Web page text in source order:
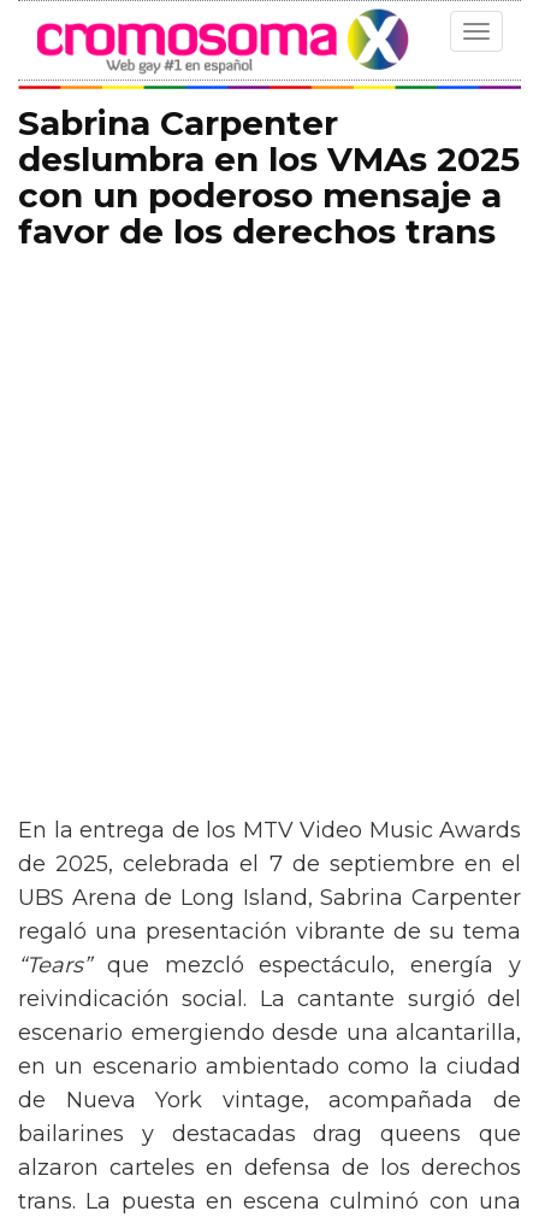
Toggle
Sabrina Carpenter
deslumbra en los VMAs 2025
con un poderoso mensaje a
favor de los derechos trans
En la entrega de los MTV Video Music Awards
de 2025, celebrada el 7 de septiembre en el
UBS Arena de Long Island, Sabrina Carpenter
regaló una presentación vibrante de su tema
“Tears”que mezcló espectáculo, energía y
reivindicación social. La cantante surgió del
escenario emergiendo desde una alcantarilla,
en un escenario ambientado como la ciudad
de Nueva York vintage, acompañada de
bailarines y destacadas drag queens que
alzaron carteles en defensa de los derechos
trans. La puesta en escena culminó con una